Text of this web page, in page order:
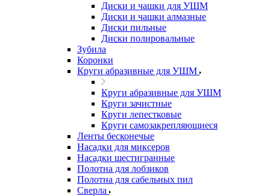
Диски и чашки для УШМ
Диски и чашки алмазные
Диски пильные
Диски полировальные
Зубила
Коронки
Круги абразивные для УШМ
Круги абразивные для УШМ
Круги зачистные
Круги лепестковые
Круги самозакрепляющиеся
Ленты бесконечые
Насадки для миксеров
Насадки шестигранные
Полотна для лобзиков
Полотна для сабельных пил
Сверла